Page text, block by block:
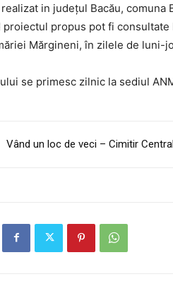
in județul Bacău, comuna
propus pot fi consultate
Mărgineni, în zilele de
se primesc zilnic la sediul
Vând un loc de veci – Cimitir Central